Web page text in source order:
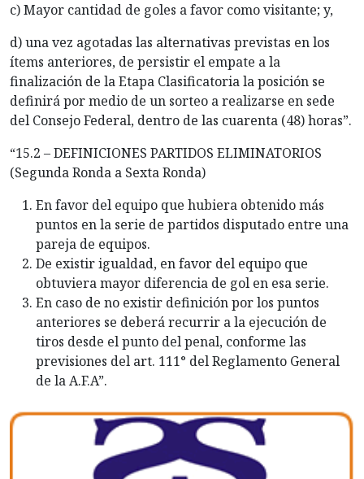
c) Mayor cantidad de goles a favor como visitante; y,
d) una vez agotadas las alternativas previstas en los
ítems anteriores, de persistir el empate a la
finalización de la Etapa Clasificatoria la posición se
definirá por medio de un sorteo a realizarse en sede
del Consejo Federal, dentro de las cuarenta (48) horas”.
“15.2 – DEFINICIONES PARTIDOS ELIMINATORIOS
(Segunda Ronda a Sexta Ronda)
En favor del equipo que hubiera obtenido más
puntos en la serie de partidos disputado entre una
pareja de equipos.
De existir igualdad, en favor del equipo que
obtuviera mayor diferencia de gol en esa serie.
En caso de no existir definición por los puntos
anteriores se deberá recurrir a la ejecución de
tiros desde el punto del penal, conforme las
previsiones del art. 111° del Reglamento General
de la A.F.A”.